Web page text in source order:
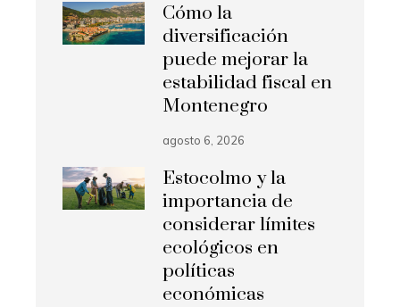
Cómo la
diversificación
puede mejorar la
estabilidad fiscal en
Montenegro
agosto 6, 2026
Estocolmo y la
importancia de
considerar límites
ecológicos en
políticas
económicas